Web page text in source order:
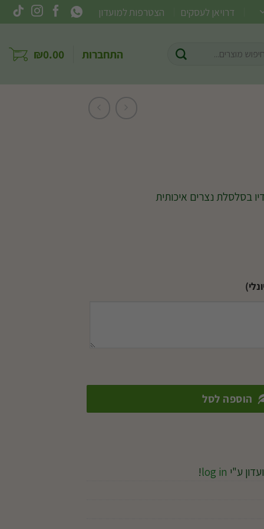
דרויאן לעסקים הצטרפות למועדון
התחברות ₪0.00
בסלסלת נצרים איכותית
הוספה לסל
ע"י log in
!